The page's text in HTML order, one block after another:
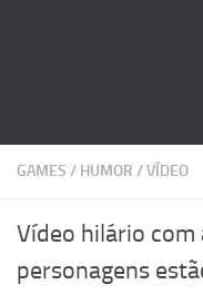
GAMES / HUMOR /VÍDEO
Vídeo hilário com
personagens